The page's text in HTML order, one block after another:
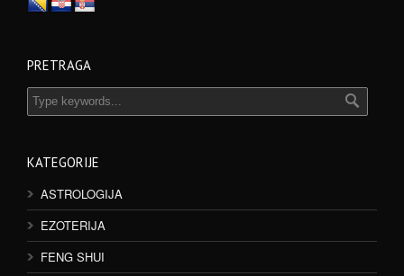
PRETRAGA
KATEGORIJE
ASTROLOGIJA
EZOTERIJA
FENG SHUI